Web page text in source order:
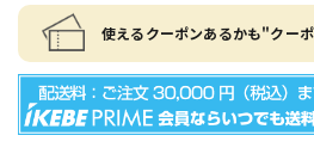
使えるクーポンあるかも"クー